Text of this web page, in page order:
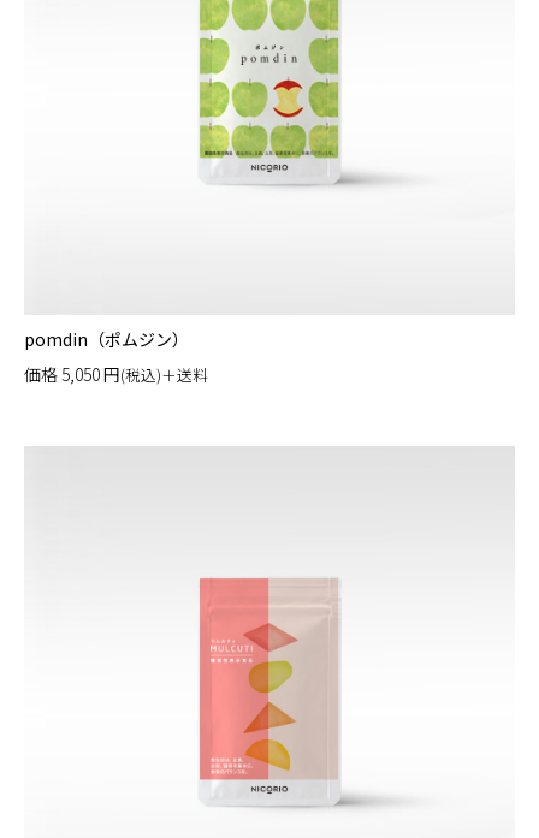
pomdin（ポムジン）
価格5,050円(税込)＋送料